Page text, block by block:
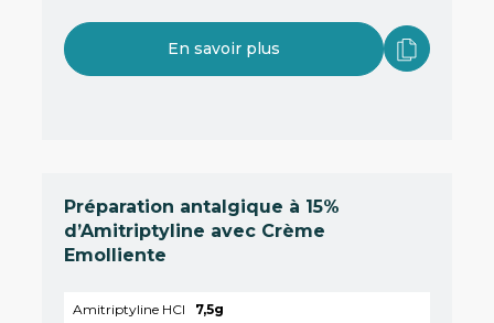
En savoir plus
Préparation antalgique à 15%
d’Amitriptyline avec Crème
Emolliente
Amitriptyline HCl 7,5g